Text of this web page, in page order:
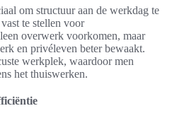
om structuur aan de werkdag te
te stellen voor
overwerk voorkomen, maar
en privéleven beter bewaakt.
werkplek, waardoor men
het thuiswerken.